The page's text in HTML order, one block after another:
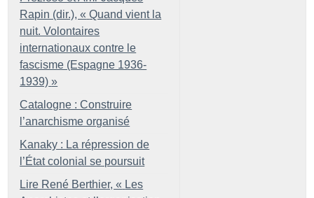
Rapin (dir.), « Quand vient la
nuit. Volontaires
internationaux contre le
fascisme (Espagne 1936-
1939) »
Catalogne : Construire
l’anarchisme organisé
Kanaky : La répression de
l’État colonial se poursuit
Lire René Berthier, « Les